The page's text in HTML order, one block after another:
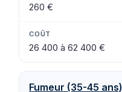
260 €
26 400 à 62 400 €
Fumeur (35-45 ans)